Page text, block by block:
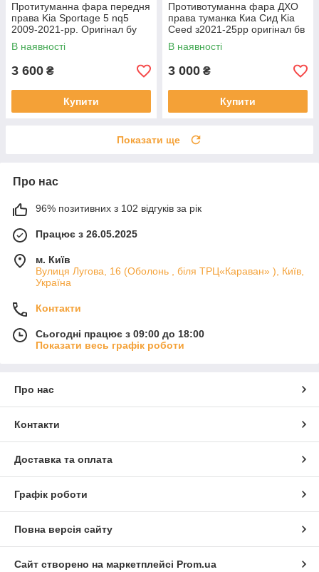
Протитуманна фара передня
права Kia Sportage 5 nq5
2009-2021-рр. Оригінал бу
92202R2000 проклеєна
тріщина скла в непомітному
місці
В наявності
3 600 ₴
Купити
Противотуманна фара ДХО
права туманка Киа Сид Kia
Ceed з2021-25рр оригінал бв
92207J7500 ціла
В наявності
3 000 ₴
Купити
Показати ще
Про нас
96% позитивних з 102 відгуків за рік
Працює з 26.05.2025
м. Київ
Вулиця Лугова, 16 (Оболонь , біля ТРЦ«Караван» ), Київ,
Україна
Контакти
Сьогодні працює з 09:00 до 18:00
Показати весь графік роботи
Про нас
Контакти
Доставка та оплата
Графік роботи
Повна версія сайту
Сайт створено на маркетплейсі Prom.ua